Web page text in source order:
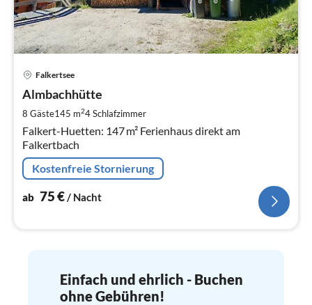
Falkertsee
Almbachhütte
8 Gäste145 m24Schlafzimmer
Falkert-Huetten: 147 m² Ferienhaus direkt am
Falkertbach
Kostenfreie Stornierung
ab 75€/ Nacht
Einfach und ehrlich - Buchen
ohne Gebühren!